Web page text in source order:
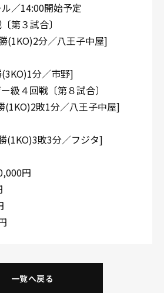
／14:00開始予定
第３試合〕
(1KO)2分／八王子中屋]
分／市野]
級４回戦〔第８試合〕
(1KO)2敗1分／八王子中屋]
(1KO)3敗3分／フジタ]
円
一覧へ戻る